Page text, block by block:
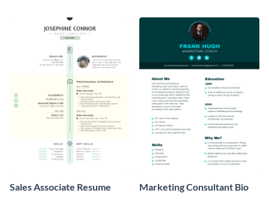
Sales Associate Resume Marketing Consultant Bio